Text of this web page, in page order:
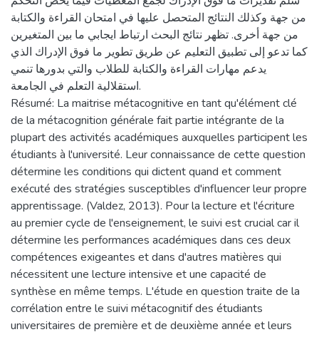
من جهة وكذلك النتائج المتحصل عليها في امتحان القراءة والكتابة
من جهة أخرى. تظهر نتائج البحث ارتباط ايجابي ما بين المتغيرين
كما تدعو إلى تطبيق التعليم عن طريق تطوير ما فوق الإدراك الذي
يدعم مهارات القراءة والكتابة للطلاب والتي بدورها تنمي
استقلالية التعلم في الجامعة.
Résumé: La maitrise métacognitive en tant qu'élément clé
de la métacognition générale fait partie intégrante de la
plupart des activités académiques auxquelles participent les
étudiants à l'université. Leur connaissance de cette question
détermine les conditions qui dictent quand et comment
exécuté des stratégies susceptibles d'influencer leur propre
apprentissage. (Valdez, 2013). Pour la lecture et l'écriture
au premier cycle de l'enseignement, le suivi est crucial car il
détermine les performances académiques dans ces deux
compétences exigeantes et dans d'autres matières qui
nécessitent une lecture intensive et une capacité de
synthèse en même temps. L'étude en question traite de la
corrélation entre le suivi métacognitif des étudiants
universitaires de première et de deuxième année et leurs